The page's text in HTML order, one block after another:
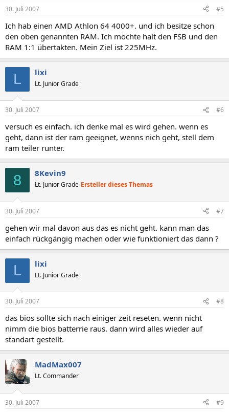
30. Juli 2007 #5
Ich hab einen AMD Athlon 64 4000+. und ich besitze schon
den oben genannten RAM. Ich möchte halt den FSB und den
RAM 1:1 übertakten. Mein Ziel ist 225MHz.
L lixi
Lt. Junior Grade
30. Juli 2007 #6
versuch es einfach. ich denke mal es wird gehen. wenn es
geht, dann ist der ram geeignet, wenns nich geht, stell dem
ram teiler runter.
8 8Kevin9
Lt. Junior Grade Ersteller dieses Themas
30. Juli 2007 #7
gehen wir mal davon aus das es nicht geht. kann man das
einfach rückgängig machen oder wie funktioniert das dann ?
L lixi
Lt. Junior Grade
30. Juli 2007 #8
das bios sollte sich nach einiger zeit reseten. wenn nicht
nimm die bios batterrie raus. dann wird alles wieder auf
standart gestellt.
MadMax007
Lt. Commander
30. Juli 2007 #9